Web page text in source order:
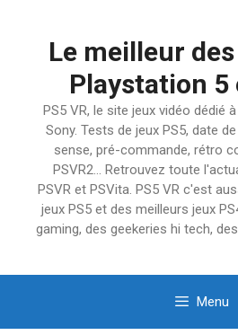
Le meilleur
Playstation 5
PS5 VR, le site jeux vidéo dédié
Sony. Tests de jeux PS5, date
sense, pré-commande, rétro
PSVR2… Retrouvez toute
PSVR et PSVita. PS5 VR c'est
jeux PS5 et des meilleurs jeux
gaming, des geekeries hi tech,
Menu